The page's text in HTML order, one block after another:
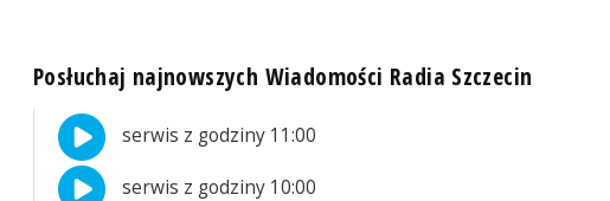
Posłuchaj najnowszych Wiadomości Radia Szczecin
serwis z godziny 11:00
serwis z godziny 10:00